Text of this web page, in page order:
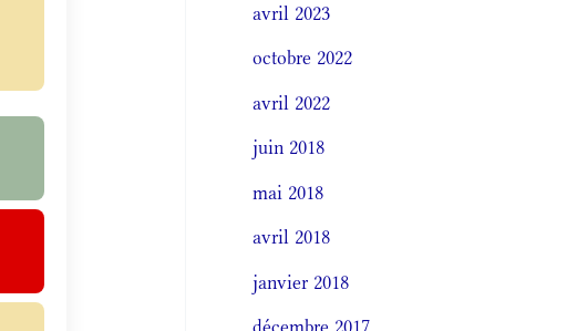
avril 2023
octobre 2022
avril 2022
juin 2018
mai 2018
avril 2018
janvier 2018